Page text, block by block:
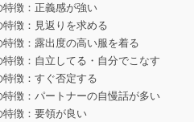
特徴：正義感が強い
特徴：見返りを求める
特徴：露出度の高い服を着る
特徴：自立してる・自分でこなす
特徴：すぐ否定する
特徴：パートナーの自慢話が多い
特徴：要領が良い